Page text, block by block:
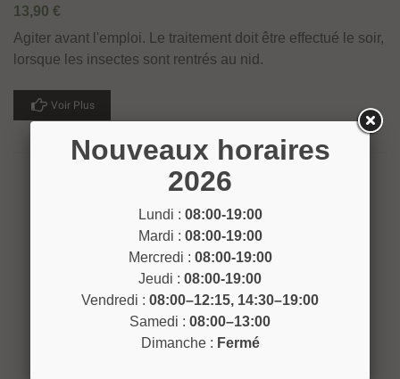
13,90 €
Agiter avant l'emploi. Le traitement doit être effectué le soir,
lorsque les insectes sont rentrés au nid.
Voir Plus
Nouveaux horaires
2026
Lundi : 08:00-19:00
Mardi : 08:00-19:00
Mercredi : 08:00-19:00
Jeudi : 08:00-19:00
Vendredi : 08:00–12:15, 14:30–19:00
Samedi : 08:00–13:00
Dimanche : Fermé